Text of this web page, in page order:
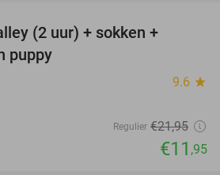
(2 uur) + sokken +
puppy
9.6 star
Regulier €21,95
€11 ,95